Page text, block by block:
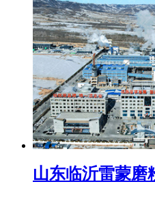
山东临沂雷蒙磨